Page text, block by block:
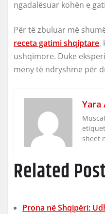
ngadalësuar kohën e
Për të zbuluar më
receta gatimi shqiptare,
ushqimore. Duke
meny të ndryshme për
Yara
sheet
Related
Prona në Shqipëri: